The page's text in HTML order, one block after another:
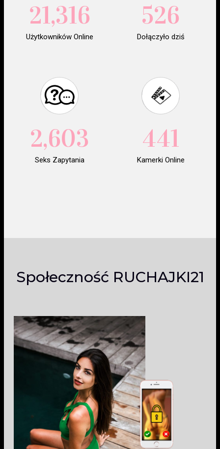
Użytkowników Online
21,316
Dołączyło dziś
526
Seks Zapytania
2,603
Kamerki Online
441
Społeczność RUCHAJKI21